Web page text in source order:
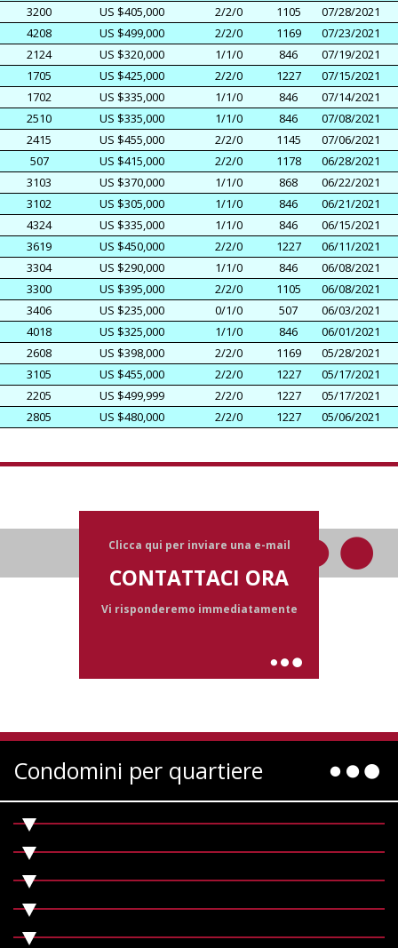
3200
US $405,000 2/2/0 1105
07/28/2021
4208
US $499,000 2/2/0 1169
07/23/2021
2124
US $320,000 1/1/0 846
07/19/2021
1705
US $425,000 2/2/0 1227
07/15/2021
1702
US $335,000 1/1/0 846
07/14/2021
2510
US $335,000 1/1/0 846
07/08/2021
2415
US $455,000 2/2/0 1145
07/06/2021
507
US $415,000 2/2/0 1178
06/28/2021
3103
US $370,000 1/1/0 868
06/22/2021
3102
US $305,000 1/1/0 846
06/21/2021
4324
US $335,000 1/1/0 846
06/15/2021
3619
US $450,000 2/2/0 1227
06/11/2021
3304
US $290,000 1/1/0 846
06/08/2021
3300
US $395,000 2/2/0 1105
06/08/2021
3406
US $235,000 0/1/0 507
06/03/2021
4018
US $325,000 1/1/0 846
06/01/2021
2608
US $398,000 2/2/0 1169
05/28/2021
3105
US $455,000 2/2/0 1227
05/17/2021
2205
US $499,999 2/2/0 1227
05/17/2021
2805
US $480,000 2/2/0 1227 05/06/2021
Clicca qui per inviare una e-mail
CONTATTACI ORA
Vi risponderemo immediatamente
Condomini per quartiere